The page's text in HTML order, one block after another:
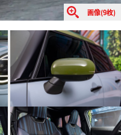
画像(9枚)